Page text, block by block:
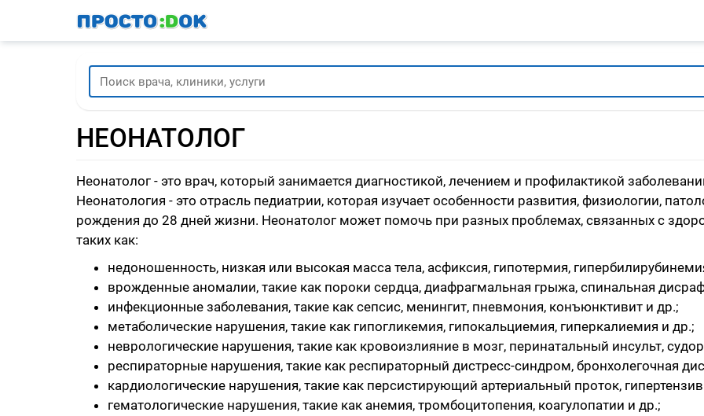
НЕОНАТОЛОГ
Неонатолог - это врач, который занимается диагностикой, лечением и профилактикой
Неонатология - это отрасль педиатрии, которая изучает особенности развития, физиологии,
рождения до 28 дней жизни. Неонатолог может помочь при разных проблемах, связанных с
таких как:
недоношенность, низкая или высокая масса тела, асфиксия, гипотермия,
врожденные аномалии, такие как пороки сердца, диафрагмальная грыжа, спинальная
инфекционные заболевания, такие как сепсис, менингит, пневмония, конъюнктивит и др.;
метаболические нарушения, такие как гипогликемия, гипокальциемия, гиперкалиемия и др.;
неврологические нарушения, такие как кровоизлияние в мозг, перинатальный инсульт,
респираторные нарушения, такие как респираторный дистресс-синдром, бронхолегочная
кардиологические нарушения, такие как персистирующий артериальный проток,
гематологические нарушения, такие как анемия, тромбоцитопения, коагулопатии и др.;